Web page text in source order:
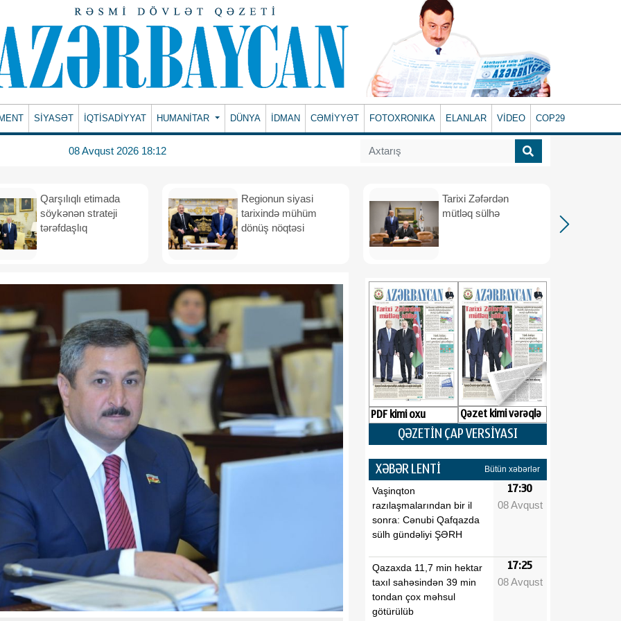
SİYASƏT İQTİSADİYYAT HUMANITAR DÜNYA İDMAN CƏMİYYƏT FOTOXRONIKA ELANLAR VİDEO COP29
08 Avqust 2026 18:12
Qarşılıqlı etimada
söykənən strateji
tərəfdaşlıq
Regionun siyasi
tarixində mühüm
dönüş nöqtəsi
Tarixi Zəfərdən
mütləq sülhə
PDF kimi oxu Qəzet kimi vərəqlə
QƏZETİN ÇAP VERSİYASI
XƏBƏR LENTİ Bütün xəbərlər
Vaşinqton
razılaşmalarından bir il
sonra: Cənubi Qafqazda
sülh gündəliyi ŞƏRH
17:30
08 Avqust
Qazaxda 11,7 min hektar
taxıl sahəsindən 39 min
tondan çox məhsul
götürülüb
17:25
08 Avqust